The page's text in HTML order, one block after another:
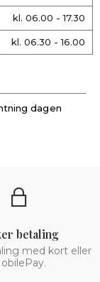
kl. 06.00 - 17.30
kl. 06.30 - 16.00
dagen
betaling
med kort eller